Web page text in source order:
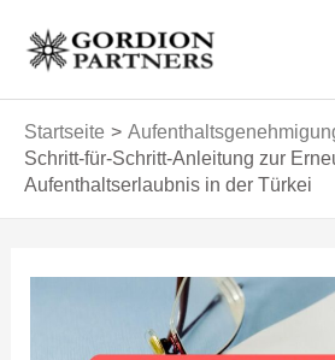
Inhalt
springen
Startseite
Schritt-für-Schritt-Anleitung zur
Aufenthaltserlaubnis in der Türkei